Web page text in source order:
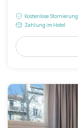
Kostenlose Stornierung
Zahlung im Hotel